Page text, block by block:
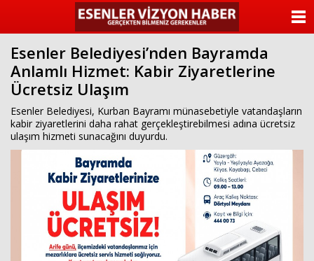
Esenler Belediyesi’nden Bayramda
Anlamlı Hizmet: Kabir Ziyaretlerine
Ücretsiz Ulaşım
Esenler Belediyesi, Kurban Bayramı münasebetiyle vatandaşların
kabir ziyaretlerini daha rahat gerçekleştirebilmesi adına ücretsiz
ulaşım hizmeti sunacağını duyurdu.
ANASAYFA
KATEGORİLER
ANKETLER
FOTO GALERİ
VİDEO GALERİ
KÜNYE
İLETİŞİM